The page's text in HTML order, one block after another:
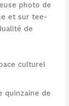
photo de
et sur tee-
de
culturel
quinzaine de